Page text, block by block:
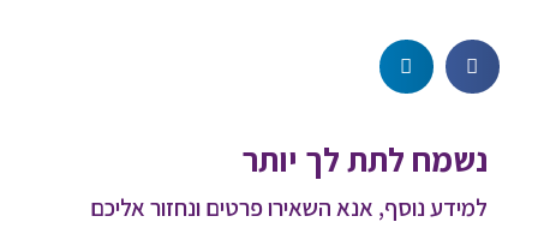
נשמח לתת לך יותר
למידע נוסף, אנא השאירו פרטים ונחזור אליכם